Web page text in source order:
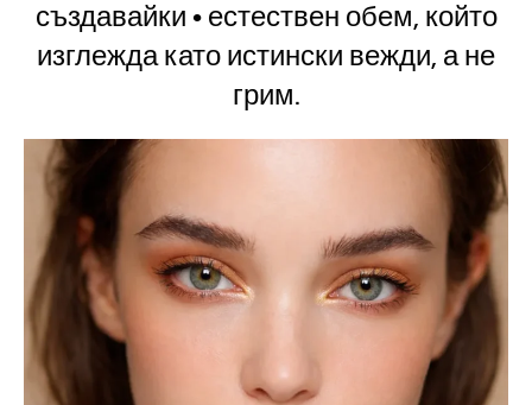
създавайки • естествен обем, който
изглежда като истински вежди, а не
грим.